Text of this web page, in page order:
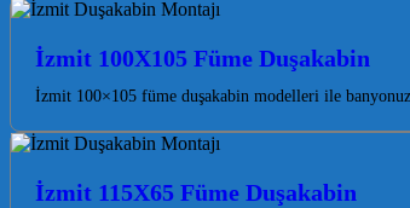
İzmit 100X105 Füme Duşakabin
İzmit 100×105 füme duşakabin modelleri ile
İzmit 115X65 Füme Duşakabin